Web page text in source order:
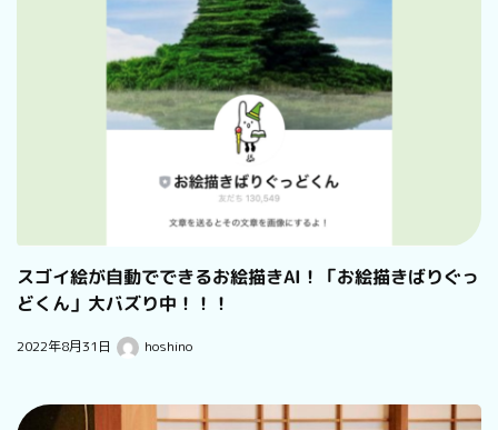
スゴイ絵が自動でできるお絵描きAI！「お絵描きばりぐっ
どくん」大バズり中！！！
2022年8月31日 hoshino